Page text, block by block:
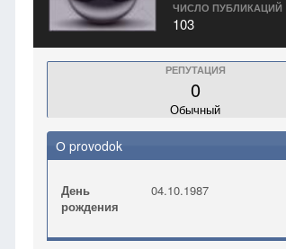
ЧИСЛО ПУБЛИКАЦИЙ
103
РЕПУТАЦИЯ
0
Обычный
О provodok
День
рождения
04.10.1987